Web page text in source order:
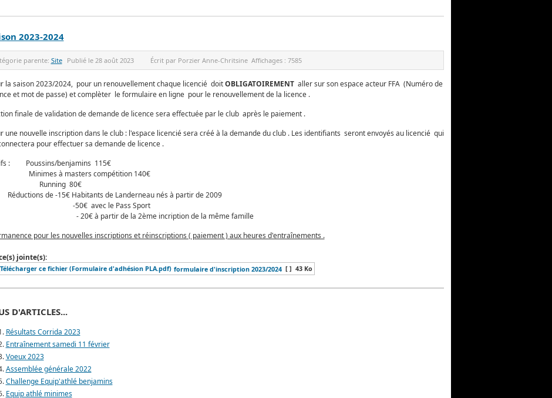
2023-2024
parente: Site Publié le 28 août 2023 Écrit par Porzier Anne-Chritsine Affichages : 7585
la saison 2023/2024, pour un renouvellement chaque licencié doitOBLIGATOIREMENT aller sur son espace acteur FFA (Numéro de
et mot de passe) et complèter le formulaire en ligne pour le renouvellement de la licence .
finale de validation de demande de licence sera effectuée par le club après le paiement .
une nouvelle inscription dans le club : l'espace licencié sera créé à la demande du club . Les identifiants seront envoyés au licencié qui
pour effectuer sa demande de licence .
: Poussins/benjamins 115€
à masters compétition 140€
80€
de -15€ Habitants de Landerneau nés à partir de 2009
50€ avec le Pass Sport
à partir de la 2ème incription de la même famille
pour les nouvelles inscriptions et réinscriptions ( paiement ) aux heures d'entraînements .
jointe(s):
formulaire d'inscription 2023/2024 [ ] 43 Ko
D'ARTICLES...
Résultats Corrida 2023
Entraînement samedi 11 février
Voeux 2023
Assemblée générale 2022
Challenge Equip'athlé benjamins
Equip athlé minimes